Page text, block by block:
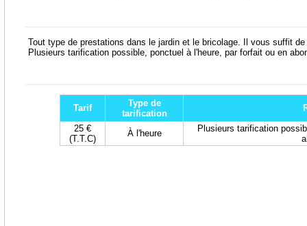
Tout type de prestations dans le jardin et le bricolage. Il vous suffit de
Plusieurs tarification possible, ponctuel à l'heure, par forfait ou en
Tarif
Type de
tarification
25 €
(T.T.C)
À l'heure
Plusieurs tarification